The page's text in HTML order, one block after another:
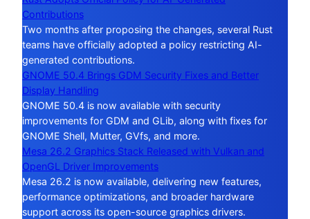
Contributions
Two months after proposing the changes, several Rust
teams have officially adopted a policy restricting AI-
generated contributions.
GNOME 50.4 Brings GDM Security Fixes and Better
Display Handling
GNOME 50.4 is now available with security
improvements for GDM and GLib, along with fixes for
GNOME Shell, Mutter, GVfs, and more.
Mesa 26.2 Graphics Stack Released with Vulkan and
OpenGL Driver Improvements
Mesa 26.2 is now available, delivering new features,
performance optimizations, and broader hardware
support across its open-source graphics drivers.